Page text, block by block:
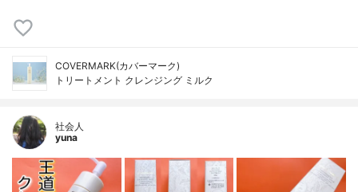
COVERMARK(カバーマーク)
トリートメント クレンジング ミルク
社会人
yuna